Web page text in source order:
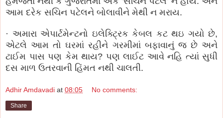
આમ દરેક સચિન પટેલને બોલાવીને મેથી ન મરાય.
· અમારા એપાર્ટમેન્ટનો ઇલેક્ટ્રિક કેબલ કટ થઇ ગયો છે,
એટલે આમ તો ઘરમાં રહીને ગરમીમાં બફાવાનું જ છે અને
ટાઈમ પાસ પણ કેમ થાય? પણ લાઈટ આવે નહિ ત્યાં સુધી
દસ માળ ઉતરવાની હિંમત નથી ચાલતી.
Adhir Amdavadi at 08:05 No comments:
Share